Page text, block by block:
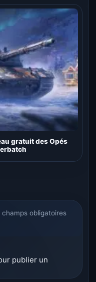
gratuit des Opés
obligatoires
publier un